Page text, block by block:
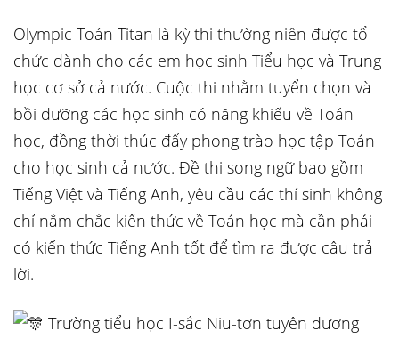
Olympic Toán Titan là kỳ thi thường niên được tổ
chức dành cho các em học sinh Tiểu học và Trung
học cơ sở cả nước. Cuộc thi nhằm tuyển chọn và
bồi dưỡng các học sinh có năng khiếu về Toán
học, đồng thời thúc đẩy phong trào học tập Toán
cho học sinh cả nước. Đề thi song ngữ bao gồm
Tiếng Việt và Tiếng Anh, yêu cầu các thí sinh không
chỉ nắm chắc kiến thức về Toán học mà cần phải
có kiến thức Tiếng Anh tốt để tìm ra được câu trả
lời.
Trường tiểu học I-sắc Niu-tơn tuyên dương